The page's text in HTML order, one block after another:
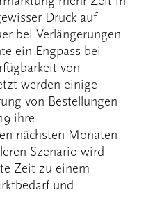
Druck auf
bei Verlängerungen
ein Engpass bei
von
werden einige
von Bestellungen
ihre
nächsten Monaten
Szenario wird
Zeit zu einem
und